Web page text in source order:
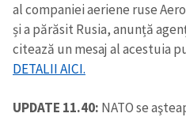
al companiei aeriene ruse
și a părăsit Rusia, anunță
citează un mesaj al acestuia
DETALII AICI.
UPDATE 11.40: NATO se